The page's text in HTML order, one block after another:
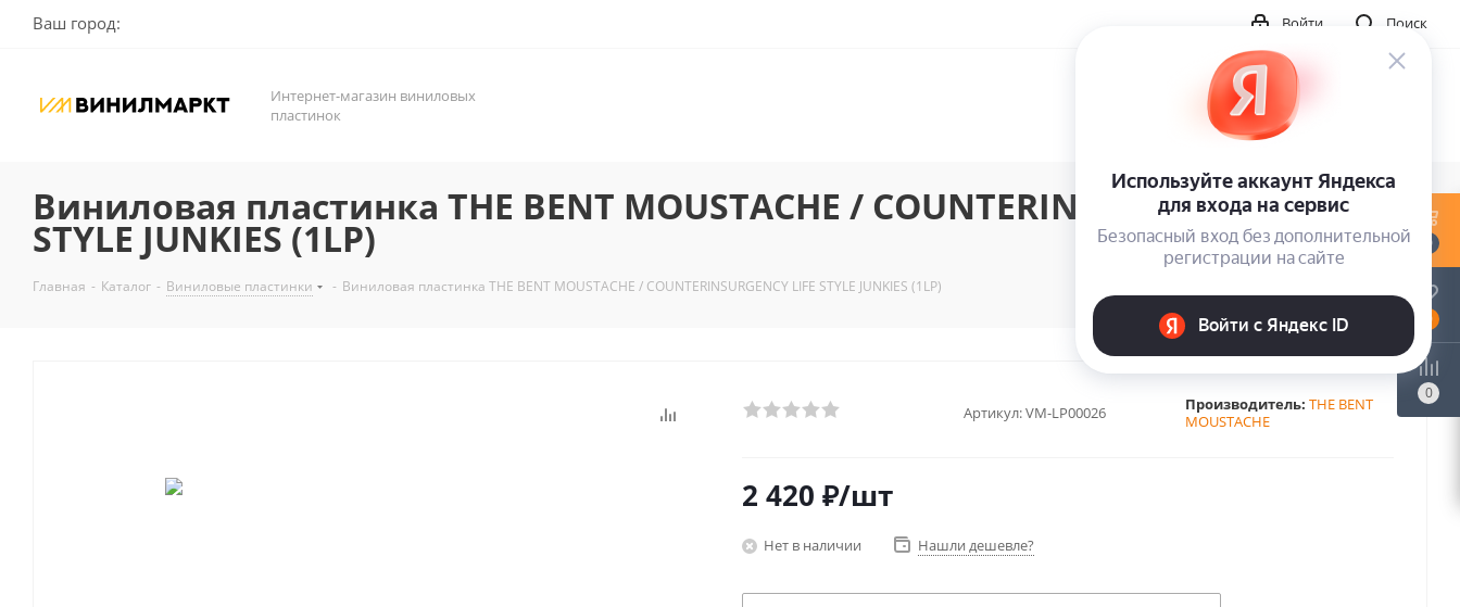
Ваш город: Поиск
Войти
Интернет-магазин виниловых
пластинок
Виниловая пластинка THE BENT MOUSTACHE / COUNTERINSURGENCY LIFE
STYLE JUNKIES (1LP)
Главная - Каталог - Виниловые пластинки - Виниловая пластинка THE BENT MOUSTACHE / COUNTERINSURGENCY LIFE STYLE JUNKIES (1LP)
Артикул:VM-LP00026 Производитель: THE BENT
MOUSTACHE
2 420 ₽/шт
Нет в наличии Нашли дешевле?
0
0
0